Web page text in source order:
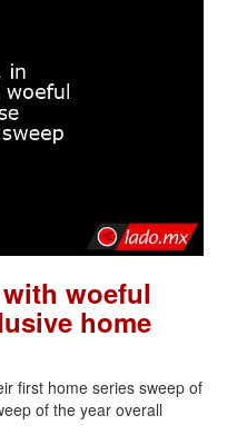
woeful
home
first home series sweep of
of the year overall